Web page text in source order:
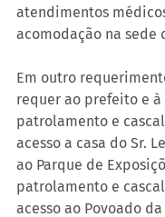
atendimentos
acomodação na sede
Em outro
requer ao prefeito e
patrolamento e
acesso a casa do Sr.
ao Parque de
patrolamento e
acesso ao Povoado